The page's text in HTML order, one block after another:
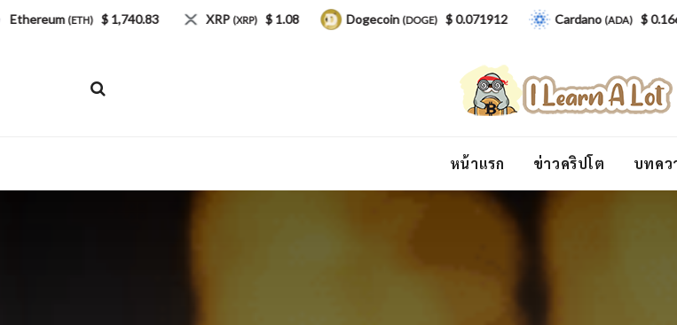
หน้าแรก ข่าวคริปโต บทคว
(ETH) $ 1,740.83 XRP(XRP) $ 1.08 Dogecoin(DOGE) $ 0.071912 Cardano(ADA) $ 0.166882